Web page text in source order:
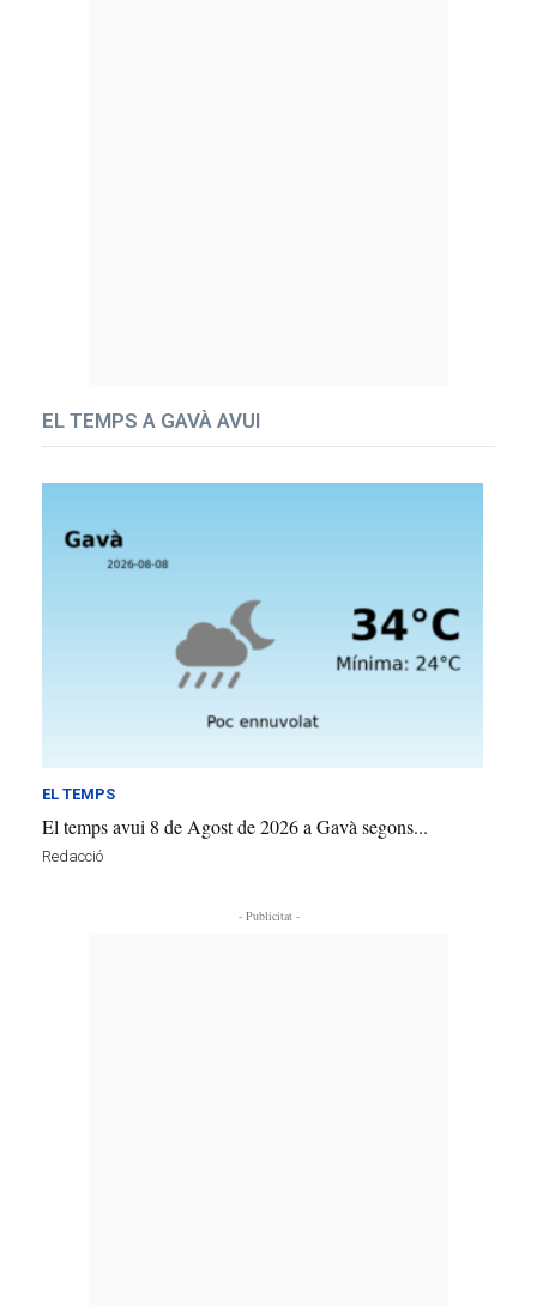
EL TEMPS A GAVÀ AVUI
EL TEMPS
El temps avui 8 de Agost de 2026 a Gavà segons...
Redacció
- Publicitat -